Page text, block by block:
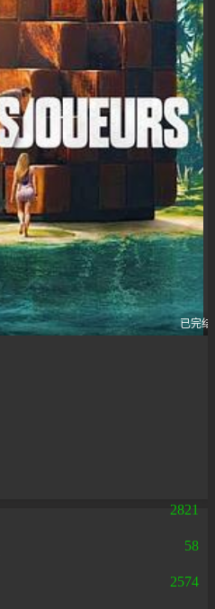
已完结
2821
58
2574